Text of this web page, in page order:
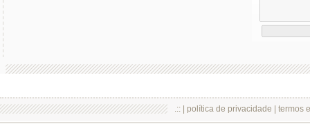
.:: | política de privacidade termos